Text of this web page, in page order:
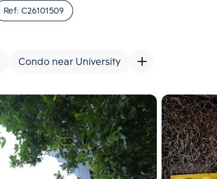
Ref: C26101509
Condo near University
Add comparative units
Number 2